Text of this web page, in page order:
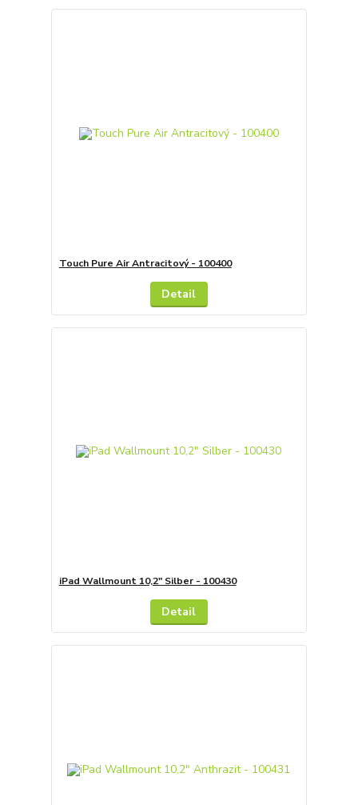
Touch Pure Air Antracitový - 100400
Detail
iPad Wallmount 10,2" Silber - 100430
Detail